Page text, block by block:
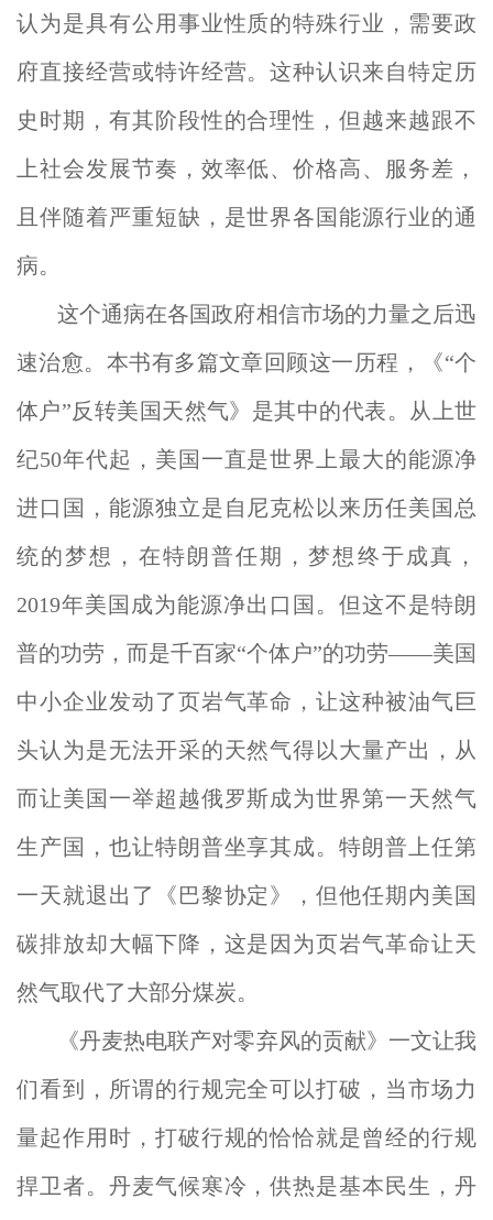
认为是具有公用事业性质的特殊行业，需要政
府直接经营或特许经营。这种认识来自特定历
史时期，有其阶段性的合理性，但越来越跟不
上社会发展节奏，效率低、价格高、服务差，
且伴随着严重短缺，是世界各国能源行业的通
病。
这个通病在各国政府相信市场的力量之后迅
速治愈。本书有多篇文章回顾这一历程，《“个
体户”反转美国天然气》是其中的代表。从上世
纪50年代起，美国一直是世界上最大的能源净
进口国，能源独立是自尼克松以来历任美国总
统的梦想，在特朗普任期，梦想终于成真，
2019年美国成为能源净出口国。但这不是特朗
普的功劳，而是千百家“个体户”的功劳——美国
中小企业发动了页岩气革命，让这种被油气巨
头认为是无法开采的天然气得以大量产出，从
而让美国一举超越俄罗斯成为世界第一天然气
生产国，也让特朗普坐享其成。特朗普上任第
一天就退出了《巴黎协定》，但他任期内美国
碳排放却大幅下降，这是因为页岩气革命让天
然气取代了大部分煤炭。
《丹麦热电联产对零弃风的贡献》一文让我
们看到，所谓的行规完全可以打破，当市场力
量起作用时，打破行规的恰恰就是曾经的行规
捍卫者。丹麦气候寒冷，供热是基本民生，丹